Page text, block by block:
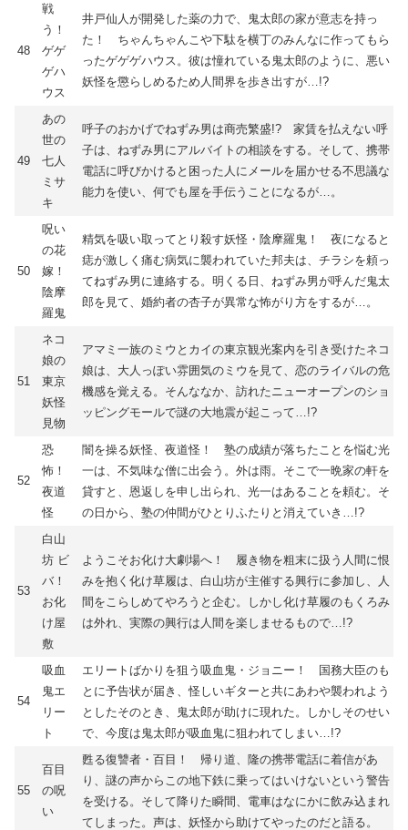
48
戦
う！
ゲゲ
ゲハ
ウス
井戸仙人が開発した薬の力で、鬼太郎の家が意志を持っ
た！ ちゃんちゃんこや下駄を横丁のみんなに作ってもら
ったゲゲゲハウス。彼は憧れている鬼太郎のように、悪い
妖怪を懲らしめるため人間界を歩き出すが…!?
49
あの
世の
七人
ミサ
キ
呼子のおかげでねずみ男は商売繁盛!? 家賃を払えない呼
子は、ねずみ男にアルバイトの相談をする。そして、携帯
電話に呼びかけると困った人にメールを届かせる不思議な
能力を使い、何でも屋を手伝うことになるが…。
50
呪い
の花
嫁！
陰摩
羅鬼
精気を吸い取ってとり殺す妖怪・陰摩羅鬼！ 夜になると
痣が激しく痛む病気に襲われていた邦夫は、チラシを頼っ
てねずみ男に連絡する。明くる日、ねずみ男が呼んだ鬼太
郎を見て、婚約者の杏子が異常な怖がり方をするが…。
51
ネコ
娘の
東京
妖怪
見物
アマミ一族のミウとカイの東京観光案内を引き受けたネコ
娘は、大人っぽい雰囲気のミウを見て、恋のライバルの危
機感を覚える。そんななか、訪れたニューオープンのショ
ッピングモールで謎の大地震が起こって…!?
52
恐
怖！
夜道
怪
闇を操る妖怪、夜道怪！ 塾の成績が落ちたことを悩む光
一は、不気味な僧に出会う。外は雨。そこで一晩家の軒を
貸すと、恩返しを申し出られ、光一はあることを頼む。そ
の日から、塾の仲間がひとりふたりと消えていき…!?
53
白山
坊 ビ
バ！
お化
け屋
敷
ようこそお化け大劇場へ！ 履き物を粗末に扱う人間に恨
みを抱く化け草履は、白山坊が主催する興行に参加し、人
間をこらしめてやろうと企む。しかし化け草履のもくろみ
は外れ、実際の興行は人間を楽しませるもので…!?
54
吸血
鬼エ
リー
ト
エリートばかりを狙う吸血鬼・ジョニー！ 国務大臣のも
とに予告状が届き、怪しいギターと共にあわや襲われよう
としたそのとき、鬼太郎が助けに現れた。しかしそのせい
で、今度は鬼太郎が吸血鬼に狙われてしまい…!?
55
百目
の呪
い
甦る復讐者・百目！ 帰り道、隆の携帯電話に着信があ
り、謎の声からこの地下鉄に乗ってはいけないという警告
を受ける。そして降りた瞬間、電車はなにかに飲み込まれ
てしまった。声は、妖怪から助けてやったのだと語る。